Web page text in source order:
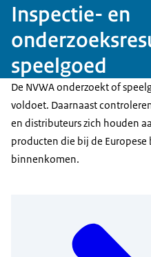
Inspectie- en
speelgoed
De NVWA onderzoekt of
voldoet. Daarnaast
en distributeurs zich houden
producten die bij de
binnenkomen.